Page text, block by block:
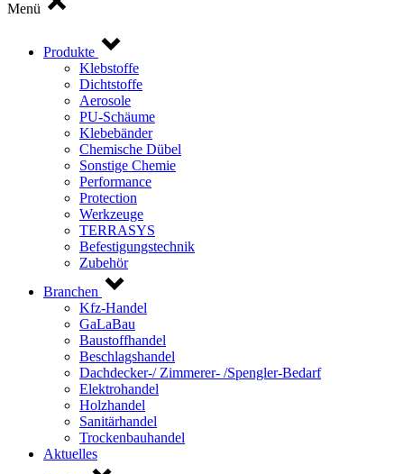
Menü
Produkte
Klebstoffe
Dichtstoffe
Aerosole
PU-Schäume
Klebebänder
Chemische Dübel
Sonstige Chemie
Performance
Protection
Werkzeuge
TERRASYS
Befestigungstechnik
Zubehör
Branchen
Kfz-Handel
GaLaBau
Baustoffhandel
Beschlagshandel
Dachdecker-/ Zimmerer- /Spengler-Bedarf
Elektrohandel
Holzhandel
Sanitärhandel
Trockenbauhandel
Aktuelles